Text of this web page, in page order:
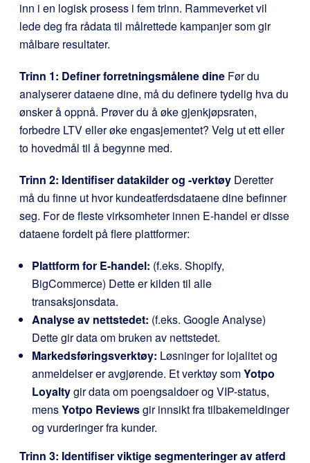
inn i en logisk prosess i fem trinn. Rammeverket vil
lede deg fra rådata til målrettede kampanjer som gir
målbare resultater.
Trinn 1: Definer forretningsmålene dine Før du
analyserer dataene dine, må du definere tydelig hva du
ønsker å oppnå. Prøver du å øke gjenkjøpsraten,
forbedre LTV eller øke engasjementet? Velg ut ett eller
to hovedmål til å begynne med.
Trinn 2: Identifiser datakilder og -verktøy Deretter
må du finne ut hvor kundeatferdsdataene dine befinner
seg. For de fleste virksomheter innen E-handel er disse
dataene fordelt på flere plattformer:
Plattform for E-handel: (f.eks. Shopify,
BigCommerce) Dette er kilden til alle
transaksjonsdata.
Analyse av nettstedet: (f.eks. Google Analyse)
Dette gir data om bruken av nettstedet.
Markedsføringsverktøy: Løsninger for lojalitet og
anmeldelser er avgjørende. Et verktøy somYotpo
Loyaltygir data om poengsaldoer og VIP-status,
mensYotpo Reviewsgir innsikt fra tilbakemeldinger
og vurderinger fra kunder.
Trinn 3: Identifiser viktige segmenteringer av atferd